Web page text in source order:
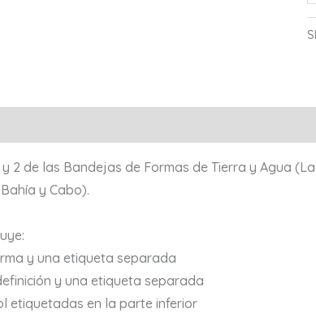
2 de las Bandejas de Formas de Tierra y Agua
y Cabo).
y una etiqueta separada
y una etiqueta separada
etiquetadas en la parte inferior